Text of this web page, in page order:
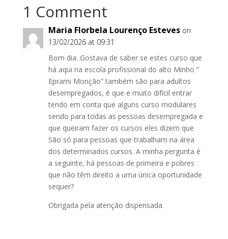
1 Comment
Maria Florbela Lourenço Esteves on
13/02/2026 at 09:31
Bom dia. Gostava de saber se estes curso que
há aqui na escola profissional do alto Minho ”
Eprami Monção” também são para adultos
desempregados, é que e muito difícil entrar
tendo em conta que alguns curso modulares
sendo para todas as pessoas desempregada e
que queiram fazer os cursos eles dizem que
São só para pessoas que trabalham na área
dos determinados cursos. A minha pergunta é
a seguinte, há pessoas de primeira e pobres
que não têm direito a uma única oportunidade
sequer?
Obrigada pela atenção dispensada.